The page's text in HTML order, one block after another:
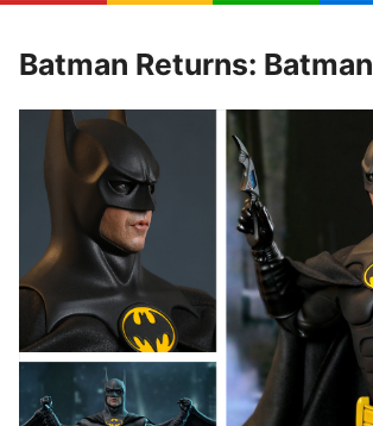
Batman Returns: Batman